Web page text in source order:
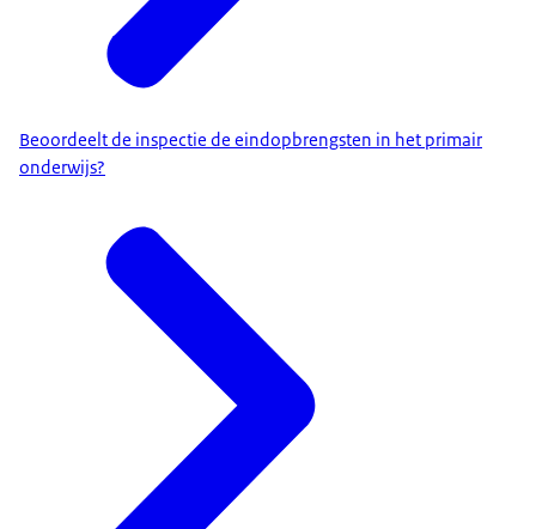
Beoordeelt de inspectie de eindopbrengsten in het primair
onderwijs?